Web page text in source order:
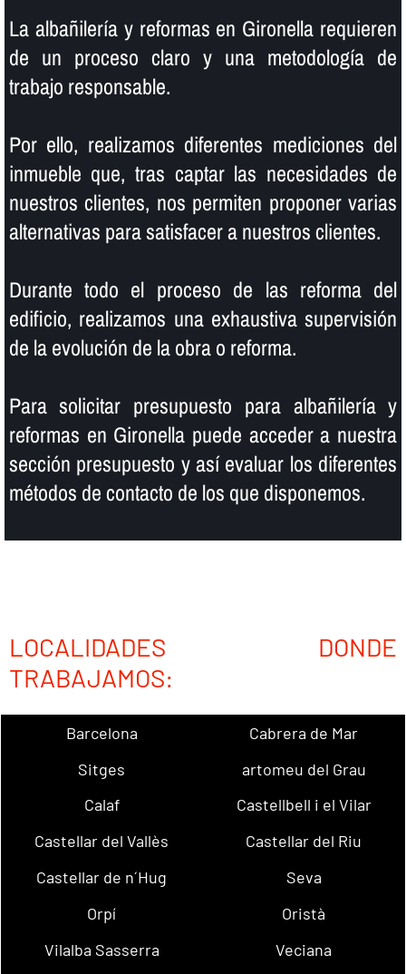
La albañilerí­a y reformas en Gironella requieren
de un proceso claro y una metodologí­a de
trabajo responsable.
Por ello, realizamos diferentes mediciones del
inmueble que, tras captar las necesidades de
nuestros clientes, nos permiten proponer varias
alternativas para satisfacer a nuestros clientes.
Durante todo el proceso de las reforma del
edificio, realizamos una exhaustiva supervisión
de la evolución de la obra o reforma.
Para solicitar presupuesto para albañilerí­a y
reformas en Gironella puede acceder a nuestra
sección presupuesto y así­ evaluar los diferentes
métodos de contacto de los que disponemos.
LOCALIDADES DONDE
TRABAJAMOS:
Barcelona
Cabrera de Mar
Sitges
artomeu del Grau
Calaf
Castellbell i el Vilar
Castellar del Vallès
Castellar del Riu
Castellar de n´Hug
Seva
Orpí
Oristà
Vilalba Sasserra
Veciana